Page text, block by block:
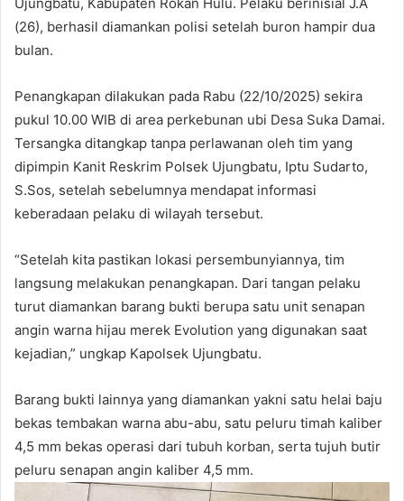
(26), berhasil diamankan polisi setelah buron hampir dua
bulan.
Penangkapan dilakukan pada Rabu (22/10/2025) sekira
pukul 10.00 WIB di area perkebunan ubi Desa Suka Damai.
Tersangka ditangkap tanpa perlawanan oleh tim yang
dipimpin Kanit Reskrim Polsek Ujungbatu, Iptu Sudarto,
S.Sos, setelah sebelumnya mendapat informasi
keberadaan pelaku di wilayah tersebut.
“Setelah kita pastikan lokasi persembunyiannya, tim
langsung melakukan penangkapan. Dari tangan pelaku
turut diamankan barang bukti berupa satu unit senapan
angin warna hijau merek Evolution yang digunakan saat
kejadian,” ungkap Kapolsek Ujungbatu.
Barang bukti lainnya yang diamankan yakni satu helai baju
bekas tembakan warna abu-abu, satu peluru timah kaliber
4,5 mm bekas operasi dari tubuh korban, serta tujuh butir
peluru senapan angin kaliber 4,5 mm.